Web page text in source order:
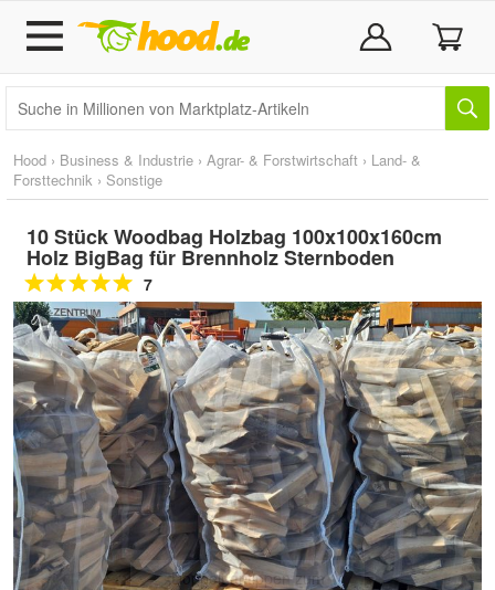
Hood › Business & Industrie › Agrar- & Forstwirtschaft › Land- &
Forsttechnik › Sonstige
10 Stück Woodbag Holzbag 100x100x160cm
Holz BigBag für Brennholz Sternboden
7
Doppelt antippen zum